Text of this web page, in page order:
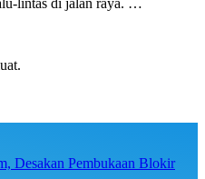
lintas di jalan raya. …